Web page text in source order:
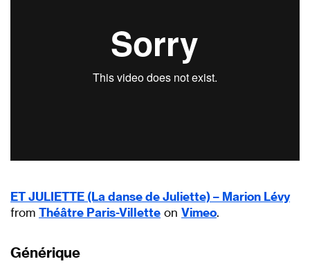
ET JULIETTE (La danse de Juliette) – Marion Lévy
from Théâtre Paris-Villette on Vimeo.
Générique